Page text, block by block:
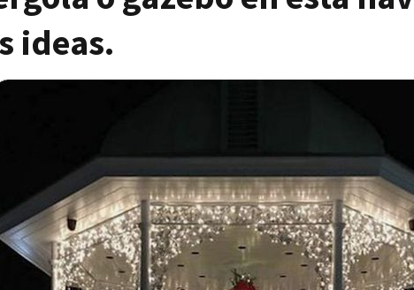
ideas.